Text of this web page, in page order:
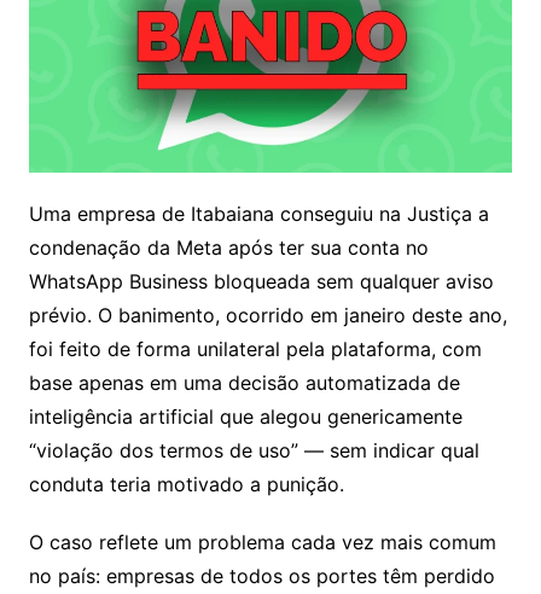
Uma empresa de Itabaiana conseguiu na Justiça a
condenação da Meta após ter sua conta no
WhatsApp Business bloqueada sem qualquer aviso
prévio. O banimento, ocorrido em janeiro deste ano,
foi feito de forma unilateral pela plataforma, com
base apenas em uma decisão automatizada de
inteligência artificial que alegou genericamente
“violação dos termos de uso” — sem indicar qual
conduta teria motivado a punição.
O caso reflete um problema cada vez mais comum
no país: empresas de todos os portes têm perdido